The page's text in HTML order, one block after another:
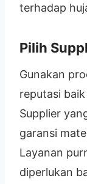
terhadap
Pilih
Gunakan
reputasi
Supplier
garansi
Layanan
diperlukan